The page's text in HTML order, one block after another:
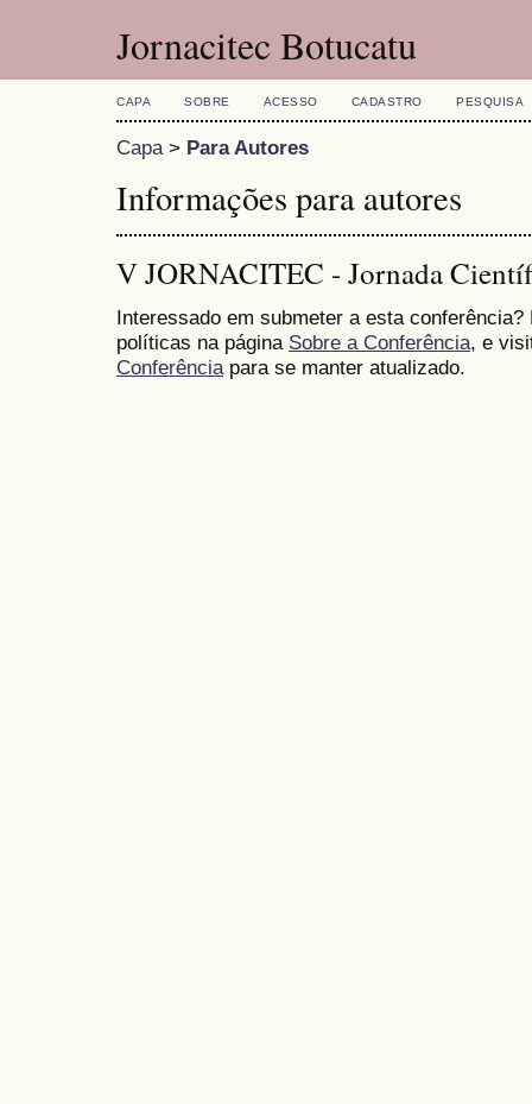
Jornacitec Botucatu
CAPA SOBRE ACESSO CADASTRO PESQUISA
Capa> Para Autores
Informações para autores
V JORNACITEC - Jornada
Interessado em submeter a esta
políticas na página Sobre a Conferência, e
Conferênciapara se manter atualizado.